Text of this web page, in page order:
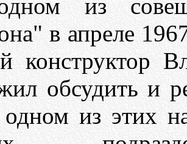
из
в апреле
конструктор
обсудить и
из этих